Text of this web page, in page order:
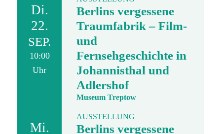
Di.
22.
SEP.
10:00
Uhr
Berlins vergessene
Traumfabrik – Film-
und
Fernsehgeschichte in
Johannisthal und
Adlershof
Museum Treptow
Mi.
AUSSTELLUNG
Berlins vergessene